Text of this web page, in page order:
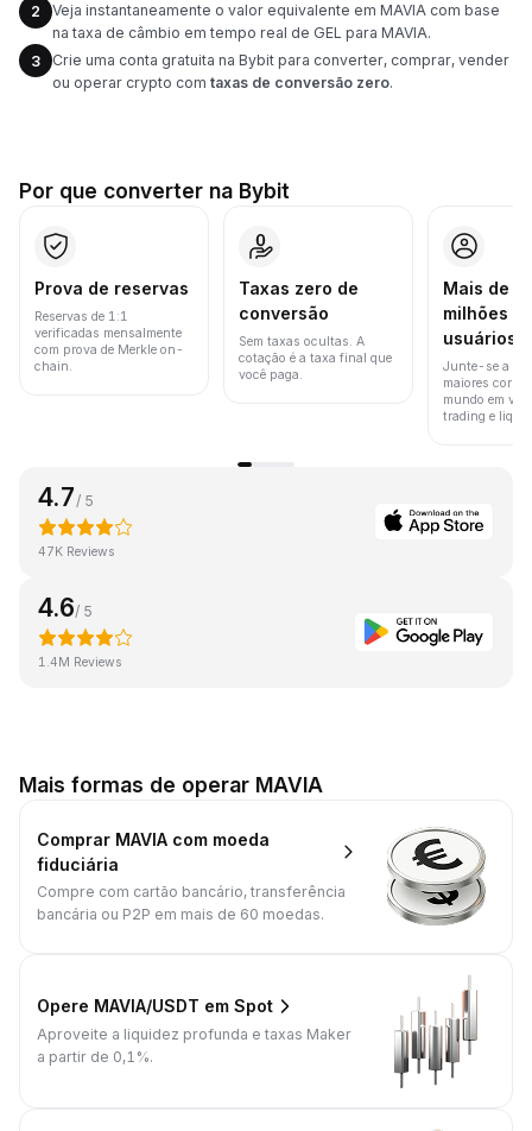
2
Veja instantaneamente o valor equivalente em MAVIA com base
na taxa de câmbio em tempo real de GEL para MAVIA.
3
Crie uma conta gratuita na Bybit para converter, comprar, vender
ou operar crypto com taxas de conversão zero.
Por que converter na Bybit
Prova de reservas
Reservas de 1:1
verificadas mensalmente
com prova de Merkle on-
chain.
Taxas zero de
conversão
Sem taxas ocultas. A
cotação é a taxa final que
você paga.
Mais de
milhões
usuários
Junte-se a
maiores
mundo em
trading e
4.7 / 5
47K Reviews
4.6/ 5
1.4M Reviews
Mais formas de operar MAVIA
Comprar MAVIA com moeda
fiduciária
Compre com cartão bancário, transferência
bancária ou P2P em mais de 60 moedas.
Opere MAVIA/USDT em Spot
Aproveite a liquidez profunda e taxas Maker
a partir de 0,1%.